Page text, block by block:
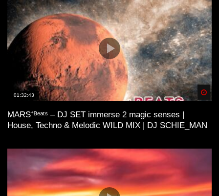
01:32:43
MARS⁺ᴮᵉᵃᵗˢ – DJ SET immerse 2 magic senses |
House, Techno & Melodic WILD MIX | DJ SCHIE_MAN